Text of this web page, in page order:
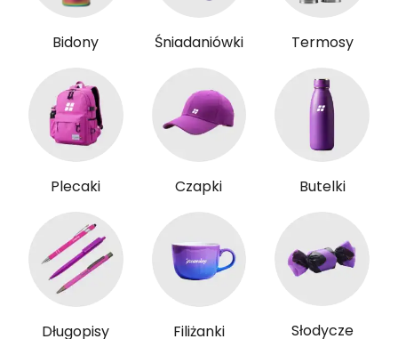
Bidony Śniadaniówki Termosy
Plecaki Czapki Butelki
Długopisy Filiżanki Słodycze